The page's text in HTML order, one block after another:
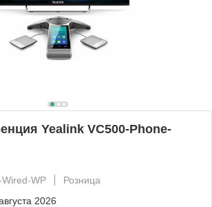
Yealink VC500-Phone-
WP
Розница
2026